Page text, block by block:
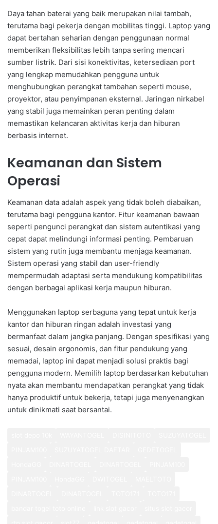
Daya tahan baterai yang baik merupakan nilai tambah,
terutama bagi pekerja dengan mobilitas tinggi. Laptop yang
dapat bertahan seharian dengan penggunaan normal
memberikan fleksibilitas lebih tanpa sering mencari
sumber listrik. Dari sisi konektivitas, ketersediaan port
yang lengkap memudahkan pengguna untuk
menghubungkan perangkat tambahan seperti mouse,
proyektor, atau penyimpanan eksternal. Jaringan nirkabel
yang stabil juga memainkan peran penting dalam
memastikan kelancaran aktivitas kerja dan hiburan
berbasis internet.
Keamanan dan Sistem
Operasi
Keamanan data adalah aspek yang tidak boleh diabaikan,
terutama bagi pengguna kantor. Fitur keamanan bawaan
seperti pengunci perangkat dan sistem autentikasi yang
cepat dapat melindungi informasi penting. Pembaruan
sistem yang rutin juga membantu menjaga keamanan.
Sistem operasi yang stabil dan user-friendly
mempermudah adaptasi serta mendukung kompatibilitas
dengan berbagai aplikasi kerja maupun hiburan.
Menggunakan laptop serbaguna yang tepat untuk kerja
kantor dan hiburan ringan adalah investasi yang
bermanfaat dalam jangka panjang. Dengan spesifikasi yang
sesuai, desain ergonomis, dan fitur pendukung yang
memadai, laptop ini dapat menjadi solusi praktis bagi
pengguna modern. Memilih laptop berdasarkan kebutuhan
nyata akan membantu mendapatkan perangkat yang tidak
hanya produktif untuk bekerja, tetapi juga menyenangkan
untuk dinikmati saat bersantai.